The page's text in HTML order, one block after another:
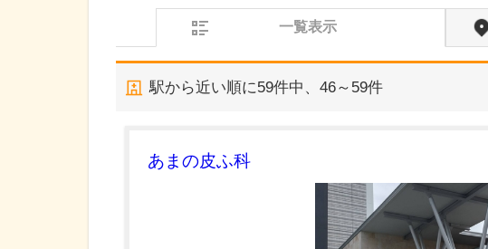
一覧表示
駅から近い順に59件中、 46～59件
あまの皮ふ科